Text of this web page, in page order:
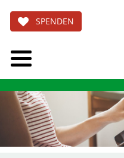
SPENDEN